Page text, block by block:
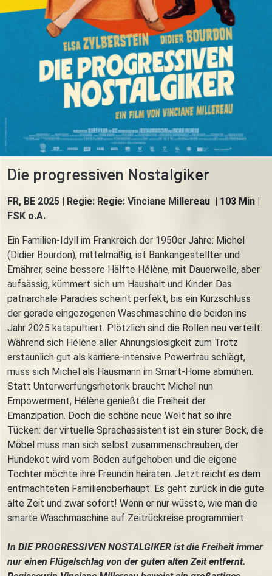
Die progressiven Nostalgiker
FR, BE 2025 | Regie: Regie: Vinciane Millereau | 103 Min |
FSK o.A.
Ein Familien-Idyll im Frankreich der 1950er Jahre: Michel
(Didier Bourdon), mittelmäßig, ist Bankangestellter und
Ernährer, seine bessere Hälfte Hélène, mit Dauerwelle, aber
aufsässig, kümmert sich um Haushalt und Kinder. Das
patriarchale Paradies scheint perfekt, bis ein Kurzschluss
der gerade eingezogenen Waschmaschine die beiden ins
Jahr 2025 katapultiert. Plötzlich sind die Rollen neu verteilt.
Während sich Hélène aller Ahnungslosigkeit zum Trotz
erstaunlich gut als karriere-intensive Powerfrau schlägt,
muss sich Michel als Hausmann im Smart-Home abmühen.
Statt Unterwerfungsrhetorik braucht Michel nun
Empowerment, Hélène genießt die Freiheit der
Emanzipation. Doch die schöne neue Welt hat so ihre
Tücken: der virtuelle Sprachassistent ist ein sturer Bock, die
Möbel muss man sich selbst zusammenschrauben, der
Hundekot wird vom Boden aufgehoben und die eigene
Tochter möchte ihre Freundin heiraten. Jetzt reicht es dem
entmachteten Familienoberhaupt. Es geht zurück in die gute
alte Zeit und zwar sofort! Wenn er nur wüsste, wie man die
smarte Waschmaschine auf Zeitrückreise programmiert.
In DIE PROGRESSIVEN NOSTALGIKER ist die Freiheit immer
nur einen Flügelschlag von der guten alten Zeit entfernt.